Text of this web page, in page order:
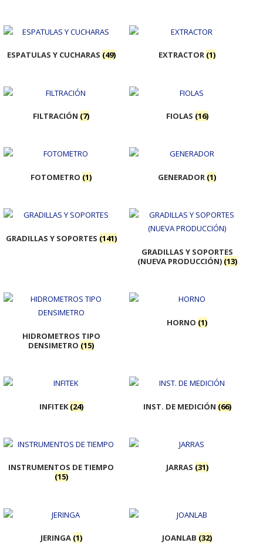
ESPATULAS Y CUCHARAS (49) EXTRACTOR (1)
FILTRACIÓN (7) FIOLAS (16)
FOTOMETRO (1) GENERADOR (1)
GRADILLAS Y SOPORTES (141)
GRADILLAS Y SOPORTES
(NUEVA PRODUCCIÓN) (13)
HIDROMETROS TIPO
DENSIMETRO (15)
HORNO (1)
INFITEK(24) INST. DE MEDICIÓN (66)
INSTRUMENTOS DE TIEMPO
(15)
JARRAS (31)
JERINGA (1) JOANLAB (32)